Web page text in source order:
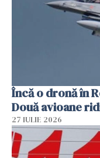
Încă o dronă în
Două avioane
27 IULIE 2026